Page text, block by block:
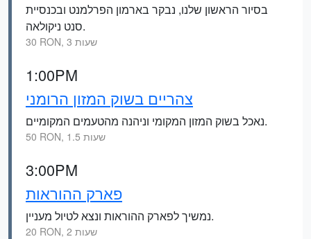
בסיור הראשון שלנו, נבקר בארמון הפרלמנט ובכנסיית
סנט ניקולאה.
30 RON, 3 שעות
1:00PM
צהריים בשוק המזון הרומני
נאכל בשוק המזון המקומי וניהנה מהטעמים המקומיים.
50 RON, 1.5 שעות
3:00PM
פארק ההוראות
נמשיך לפארק ההוראות ונצא לטיול מעניין.
20 RON, 2 שעות